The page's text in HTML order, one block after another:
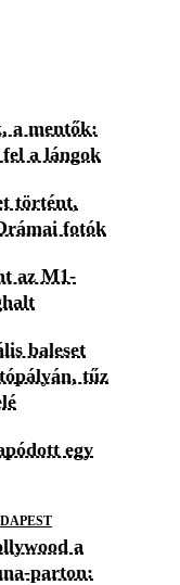
a mentők:
a lángok
történt,
fotók
az M1-
baleset
tűz
egy
a
parton: